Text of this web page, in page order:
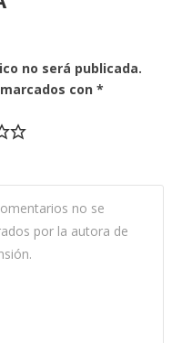
no será publicada.
con *